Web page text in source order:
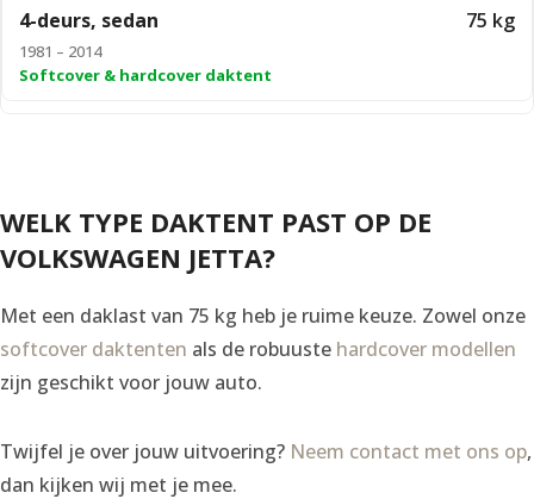
4-deurs, sedan
1981 – 2014
75 kg
Softcover & hardcover daktent
WELK TYPE DAKTENT PAST OP DE
VOLKSWAGEN JETTA?
Met een daklast van 75 kg heb je ruime keuze. Zowel onze
softcover daktenten als de robuuste hardcover modellen
zijn geschikt voor jouw auto.
Twijfel je over jouw uitvoering? Neem contact met ons op,
dan kijken wij met je mee.